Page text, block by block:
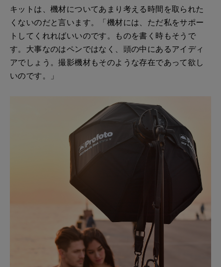
キットは、機材についてあまり考える時間を取られた
くないのだと言います。「機材には、ただ私をサポー
トしてくれればいいのです。ものを書く時もそうで
す。大事なのはペンではなく、頭の中にあるアイディ
アでしょう。撮影機材もそのような存在であって欲し
いのです。」